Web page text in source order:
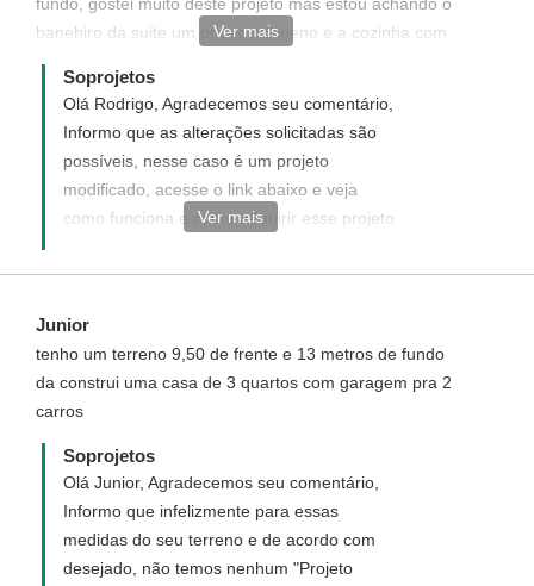
banehiro da suite um pouco pequeno e a cozinha com
pouco espaço, teria como alterar as medidas deste
projeto?
Ver mais
Soprojetos
Olá Rodrigo, Agradecemos seu comentário,
Informo que as alterações solicitadas são
possíveis, nesse caso é um projeto
modificado, acesse o link abaixo e veja
como funciona e como adquirir esse projeto
http://www.soprojetos.com.br/ver/modificacao?
Ver mais
Junior
tenho um terreno 9,50 de frente e 13 metros de fundo
da construi uma casa de 3 quartos com garagem pra 2
carros
Soprojetos
Olá Junior, Agradecemos seu comentário,
Informo que infelizmente para essas
medidas do seu terreno e de acordo com
desejado, não temos nenhum "Projeto